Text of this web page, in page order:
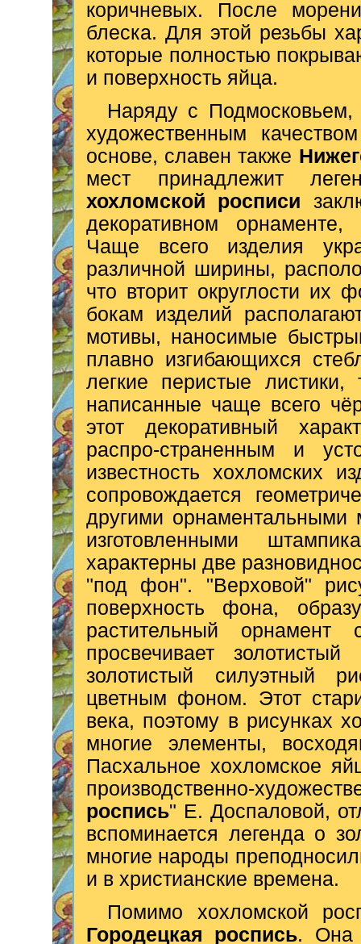
коричневых. После
блеска. Для этой резьбы
которые полностью
и поверхность яйца.
Наряду с Подмосковьем,
художественным
основе, славен также
мест принадлежит
хохломской росписи
декоративном
Чаще всего изделия
различной ширины,
что вторит округлости
бокам изделий
мотивы, наносимые
плавно изгибающихся
легкие перистые
написанные чаще всего
этот декоративный
распро-страненным и
известность хохломских
сопровождается
другими орнаментальными
изготовленными
характерны две
"под фон". "Верховой"
поверхность фона,
растительный
просвечивает
золотистый силуэтный
цветным фоном. Этот
века, поэтому в рисунках
многие элементы,
Пасхальное хохломское
производственно-
роспись" Е. Доспаловой,
вспоминается легенда о
многие народы
и в христианские времена.
Помимо хохломской
Городецкая роспись. Она